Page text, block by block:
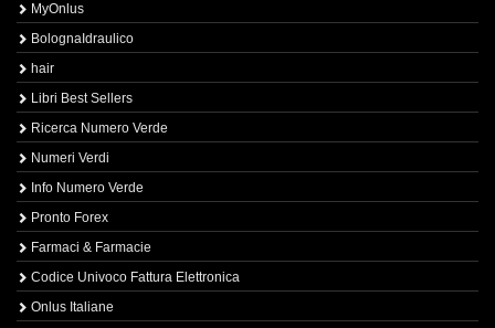
MyOnlus
BolognaIdraulico
hair
Libri Best Sellers
Ricerca Numero Verde
Numeri Verdi
Info Numero Verde
Pronto Forex
Farmaci & Farmacie
Codice Univoco Fattura Elettronica
Onlus Italiane